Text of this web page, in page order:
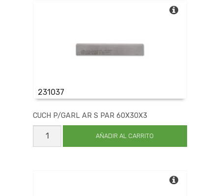
231037
CUCH P/GARL AR S PAR 60X30X3
CUCH
P/GARL
AÑADIR AL CARRITO